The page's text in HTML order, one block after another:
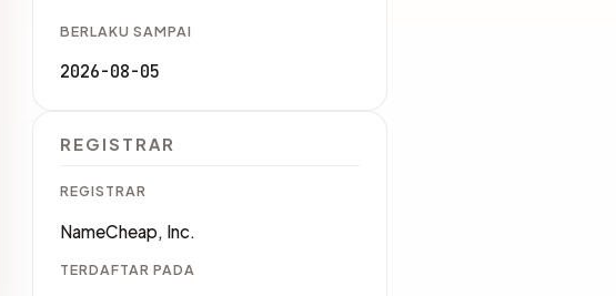
BERLAKU SAMPAI
2026-08-05
REGISTRAR
REGISTRAR
NameCheap, Inc.
TERDAFTAR PADA